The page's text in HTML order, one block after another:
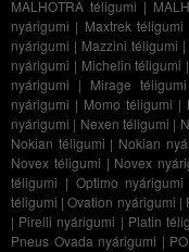
MALHOTRA téligumi |
nyárigumi | Maxtrek téligumi
nyárigumi | Mazzini téligumi |
nyárigumi | Michelin téligumi |
nyárigumi | Mirage téligumi
nyárigumi | Momo téligumi |
nyárigumi | Nexen téligumi |
Nokian téligumi | Nokian
Novex téligumi | Novex
téligumi | Optimo nyárigumi
téligumi |Ovation nyárigumi |
| Pirelli nyárigumi | Platin
Pneus Ovada nyárigumi |